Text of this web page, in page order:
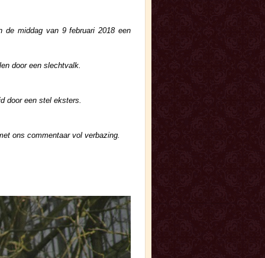
de middag van 9 februari 2018 een
door een slechtvalk.
door een stel eksters.
ons commentaar vol verbazing.